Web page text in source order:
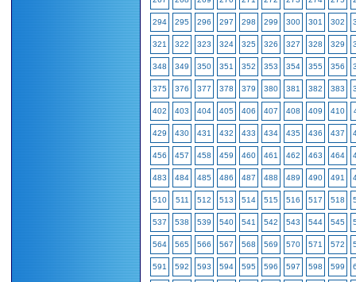
294 295 296 297 298 299 300 301 302
321 322 323 324 325 326 327 328 329
348 349 350 351 352 353 354 355 356
375 376 377 378 379 380 381 382 383
402 403 404 405 406 407 408 409 410
429 430 431 432 433 434 435 436 437
456 457 458 459 460 461 462 463 464
483 484 485 486 487 488 489 490 491
510 511 512 513 514 515 516 517 518
537 538 539 540 541 542 543 544 545
564 565 566 567 568 569 570 571 572
591 592 593 594 595 596 597 598 599